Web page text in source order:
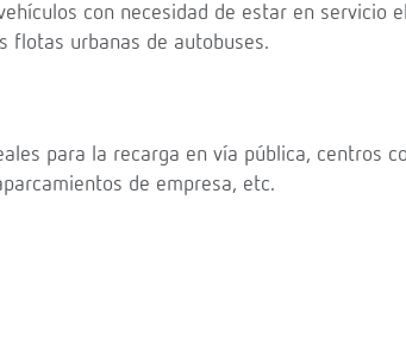
con necesidad de estar en servicio
flotas urbanas de autobuses.
para la recarga en vía pública, centros
de empresa, etc.